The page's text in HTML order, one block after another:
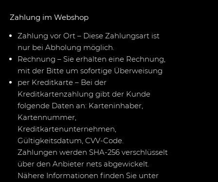
Zahlung im Webshop
Zahlung vor Ort – Diese Zahlungsart ist
nur bei Abholung möglich.
Rechnung – Sie erhalten eine Rechnung,
mit der Bitte um sofortige Überweisung
per Kreditkarte – Bei der
Kreditkartenzahlung gibt der Kunde
folgende Daten an: Karteninhaber,
Kartennummer,
Kreditkartenunternehmen,
Gültigkeitsdatum, CVV-Code.
Zahlungen werden SHA-256 verschlüsselt
über den Anbieter nets abgewickelt.
Nähere Informationen finden Sie unter